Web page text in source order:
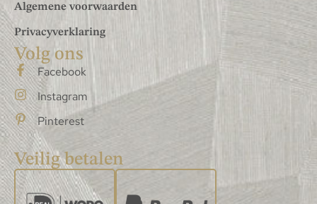
Algemene voorwaarden
Privacyverklaring
Volg ons
Facebook
Instagram
Pinterest
Veilig betalen